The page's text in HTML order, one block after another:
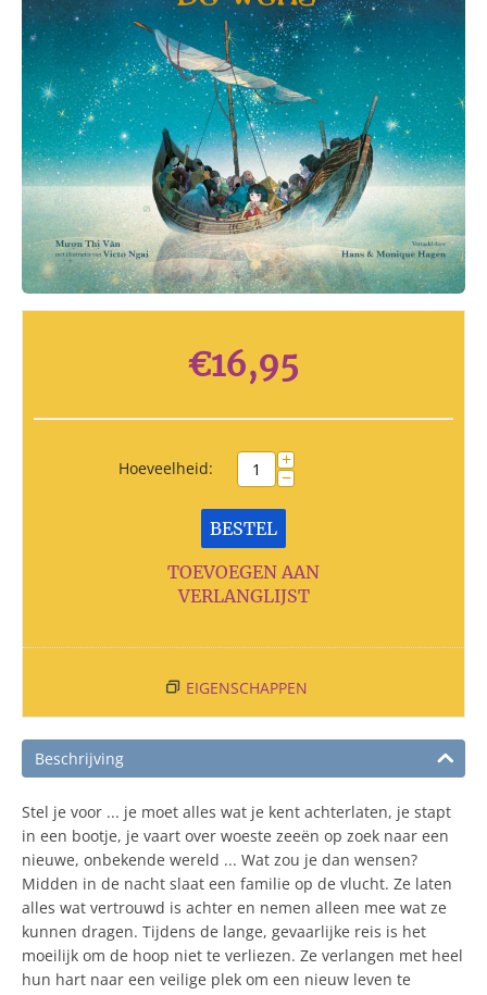
€16,95
Hoeveelheid: +
−
BESTEL
TOEVOEGEN AAN
VERLANGLIJST
EIGENSCHAPPEN
Beschrijving
Stel je voor ... je moet alles wat je kent achterlaten, je stapt
in een bootje, je vaart over woeste zeeën op zoek naar een
nieuwe, onbekende wereld ... Wat zou je dan wensen?
Midden in de nacht slaat een familie op de vlucht. Ze laten
alles wat vertrouwd is achter en nemen alleen mee wat ze
kunnen dragen. Tijdens de lange, gevaarlijke reis is het
moeilijk om de hoop niet te verliezen. Ze verlangen met heel
hun hart naar een veilige plek om een nieuw leven te